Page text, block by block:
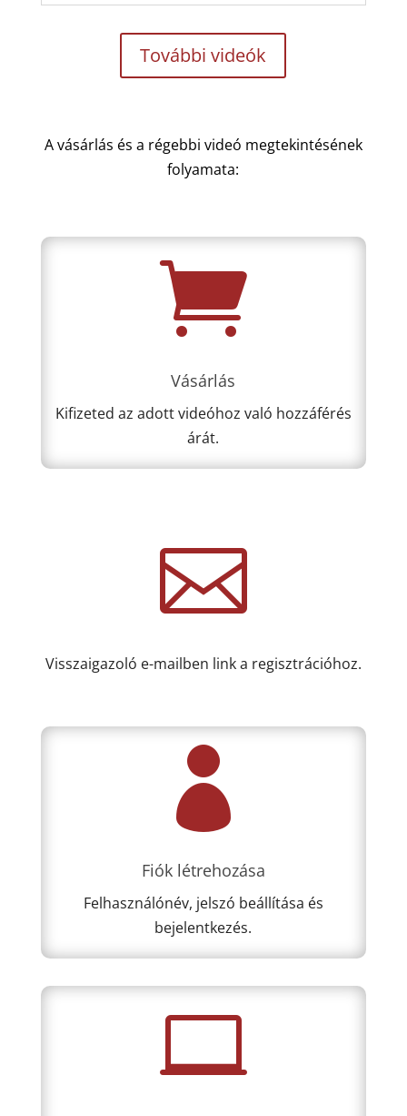
További videók
A vásárlás és a régebbi videó megtekintésének
folyamata:

Vásárlás
Kifizeted az adott videóhoz való hozzáférés
árát.

Visszaigazoló e-mailben link a regisztrációhoz.

Fiók létrehozása
Felhasználónév, jelszó beállítása és
bejelentkezés.
